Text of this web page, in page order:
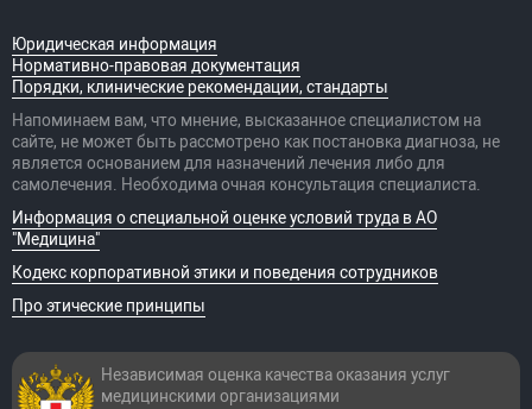
Юридическая информация
Нормативно-правовая документация
Порядки, клинические рекомендации, стандарты
Напоминаем вам, что мнение, высказанное специалистом на
сайте, не может быть рассмотрено как постановка диагноза, не
является основанием для назначений лечения либо для
самолечения. Необходима очная консультация специалиста.
Информация о специальной оценке условий труда в АО
"Медицина"
Кодекс корпоративной этики и поведения сотрудников
Про этические принципы
Независимая оценка качества оказания услуг
медицинскими организациями